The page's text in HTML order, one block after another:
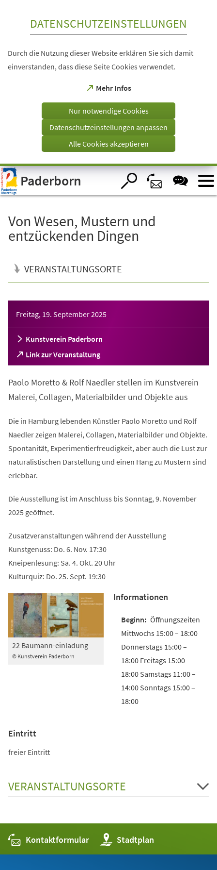
Visuelle
Assistenzsoftware
öffnen.
DATENSCHUTZEINSTELLUNGEN
Durch die Nutzung dieser Website erklären Sie sich damit
einverstanden, dass diese Seite Cookies verwendet.
Mehr Infos
(Öffnet
einem
Tab)
Nur notwendige Cookies
Datenschutzeinstellungen anpassen
Alle Cookies akzeptieren
Paderborn
Von Wesen, Mustern und
entzückenden Dingen
VERANSTALTUNGSORTE
Freitag, 19. September 2025
Kunstverein Paderborn
Link zur Veranstaltung
(Öffnet
in
neuen
Tab)
Paolo Moretto & Rolf Naedler stellen im Kunstverein
Malerei, Collagen, Materialbilder und Objekte aus
Die in Hamburg lebenden Künstler Paolo Moretto und Rolf
Naedler zeigen Malerei, Collagen, Materialbilder und Objekte.
Spontanität, Experimentierfreudigkeit, aber auch die Lust zur
naturalistischen Darstellung und einen Hang zu Mustern sind
erlebbar.
Die Ausstellung ist im Anschluss bis Sonntag, 9. November
2025 geöffnet.
Zusatzveranstaltungen während der Ausstellung
Kunstgenuss: Do. 6. Nov. 17:30
Kneipenlesung: Sa. 4. Okt. 20 Uhr
Kulturquiz: Do. 25. Sept. 19:30
© Kunstverein Paderborn
22 Baumann-einladung
Informationen
Öffnungszeiten
Mittwochs 15:00 – 18:00
Donnerstags 15:00 –
18:00 Freitags 15:00 –
18:00 Samstags 11:00 –
14:00 Sonntags 15:00 –
18:00
Eintritt
freier Eintritt
VERANSTALTUNGSORTE
Kontaktformular Stadtplan
(Öffnet
in
einem